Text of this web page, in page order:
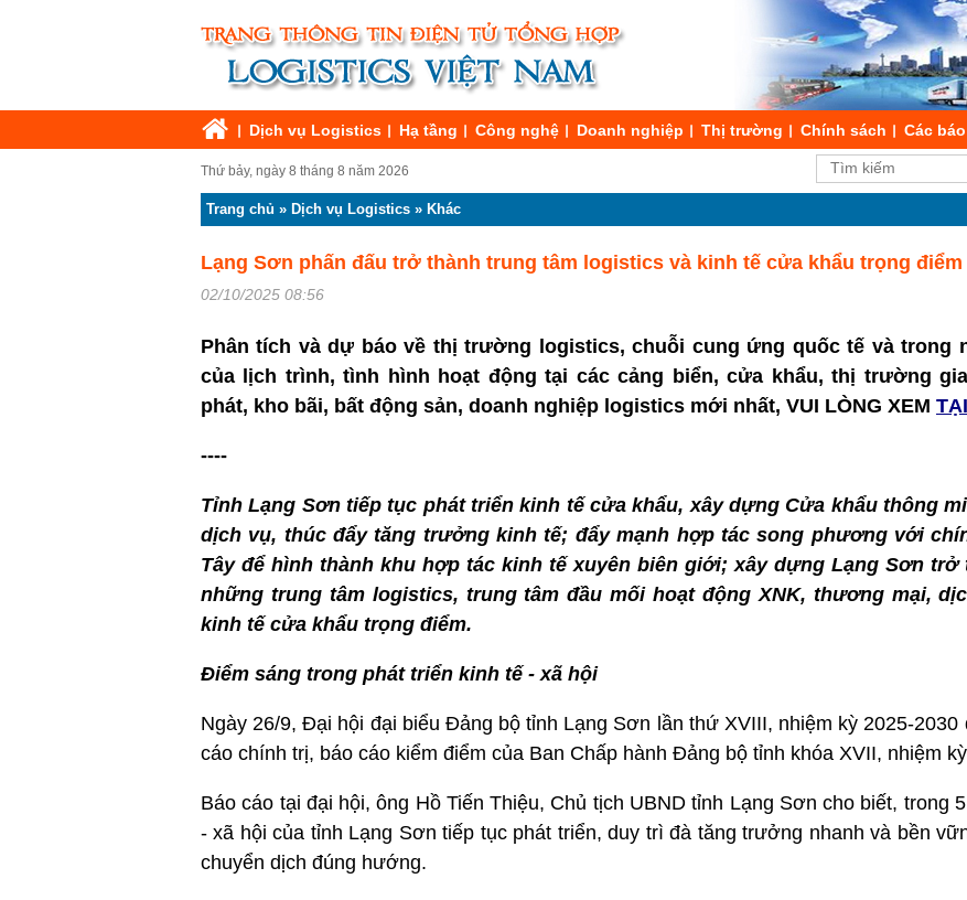
Dịch vụ Logistics Hạ tầng Công nghệ Doanh nghiệp Thị trường Chính sách Các
Thứ bảy, ngày 8 tháng 8 năm 2026
Trang chủ » Dịch vụ Logistics » Khác
Lạng Sơn phấn đấu trở thành trung tâm logistics và kinh tế cửa khẩu trọng điểm
02/10/2025 08:56
Phân tích và dự báo về thị trường logistics, chuỗi cung ứng quốc tế và trong
của lịch trình, tình hình hoạt động tại các cảng biển, cửa khẩu, thị trường
phát, kho bãi, bất động sản, doanh nghiệp logistics mới nhất, VUI LÒNG XEM
----
Tỉnh Lạng Sơn tiếp tục phát triển kinh tế cửa khẩu, xây dựng Cửa khẩu thông
dịch vụ, thúc đẩy tăng trưởng kinh tế; đẩy mạnh hợp tác song phương với
Tây để hình thành khu hợp tác kinh tế xuyên biên giới; xây dựng Lạng Sơn trở
những trung tâm logistics, trung tâm đầu mối hoạt động XNK, thương mại,
kinh tế cửa khẩu trọng điểm.
Điểm sáng trong phát triển kinh tế - xã hội
Ngày 26/9, Đại hội đại biểu Đảng bộ tỉnh Lạng Sơn lần thứ XVIII, nhiệm kỳ 2025-2030
cáo chính trị, báo cáo kiểm điểm của Ban Chấp hành Đảng bộ tỉnh khóa XVII, nhiệm
Báo cáo tại đại hội, ông Hồ Tiến Thiệu, Chủ tịch UBND tỉnh Lạng Sơn cho biết, trong
- xã hội của tỉnh Lạng Sơn tiếp tục phát triển, duy trì đà tăng trưởng nhanh và bền
chuyển dịch đúng hướng.